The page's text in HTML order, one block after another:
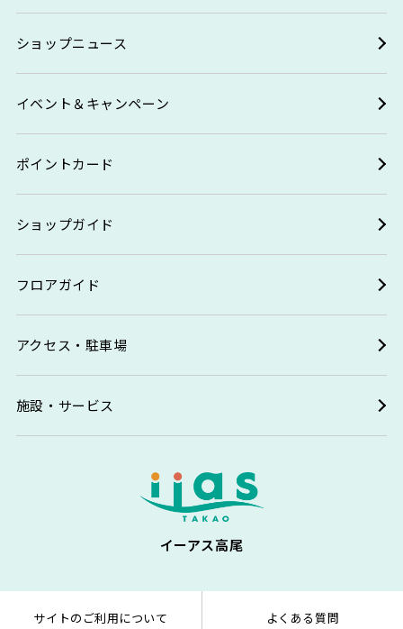
ショップニュース
イベント＆キャンペーン
ポイントカード
ショップガイド
フロアガイド
アクセス・駐車場
施設・サービス
イーアス高尾
サイトのご利用について よくある質問